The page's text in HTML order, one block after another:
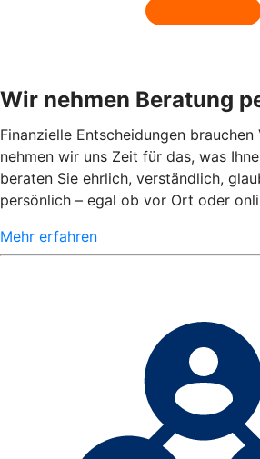
Wir nehmen Beratung
Finanzielle Entscheidungen brauchen
nehmen wir uns Zeit für das, was
beraten Sie ehrlich, verständlich,
persönlich – egal ob vor Ort oder
Mehr erfahren